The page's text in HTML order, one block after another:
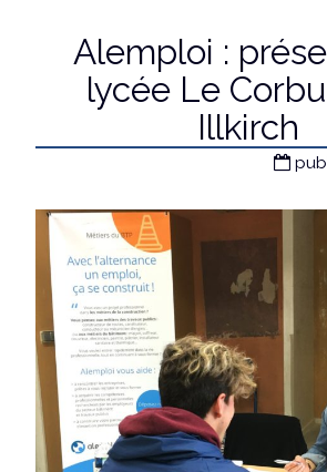
Alemploi :
lycée Le
Illkirch